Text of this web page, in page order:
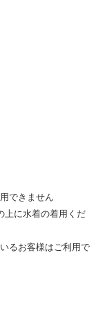
できません
上に水着の着用くだ
るお客様はご利用で